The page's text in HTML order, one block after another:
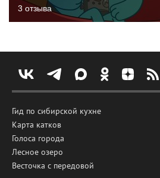
3 отзыва
Гид по сибирской кухне
Карта катков
Голоса города
Лесное озеро
Весточка с передовой